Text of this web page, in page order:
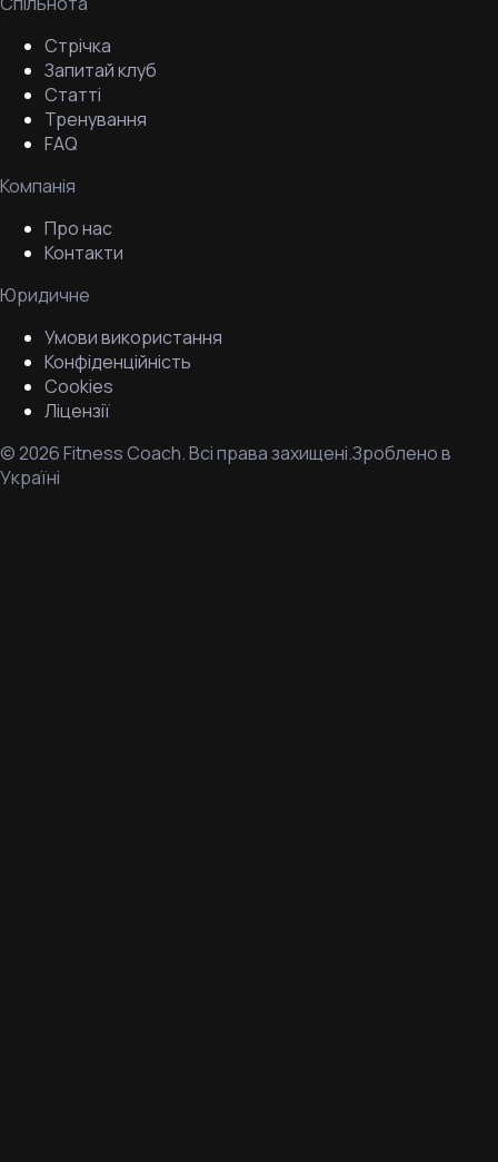
Стрічка
Запитай клуб
Статті
Тренування
FAQ
Компанія
Про нас
Контакти
Юридичне
Умови використання
Конфіденційність
Cookies
Ліцензії
©2026Fitness Coach.Всі права захищені.Зроблено в
Україні